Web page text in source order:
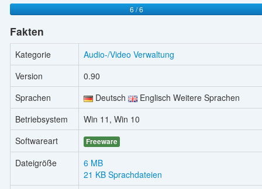
6 / 6
Fakten
Kategorie
Audio-/Video Verwaltung
Version
0.90
Sprachen
Deutsch
Englisch Weitere Sprachen
Betriebsystem
Win 11, Win 10
Softwareart
Freeware
Dateigröße
6 MB
21 KB Sprachdateien